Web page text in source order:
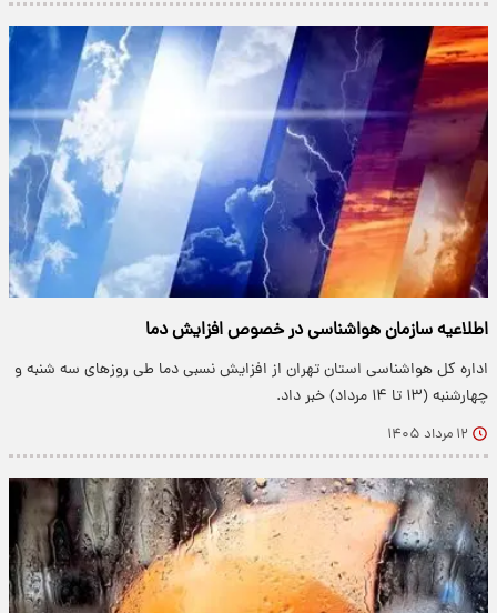
اطلاعیه سازمان هواشناسی در خصوص افزایش دما
اداره کل هواشناسی استان تهران از افزایش نسبی دما طی روزهای سه شنبه و
چهارشنبه (۱۳ تا ۱۴ مرداد) خبر داد.
۱۲ مرداد ۱۴۰۵